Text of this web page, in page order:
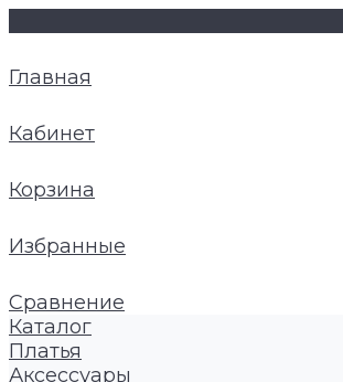
Главная
Кабинет
Корзина
Избранные
Сравнение
Каталог
Платья
Аксессуары